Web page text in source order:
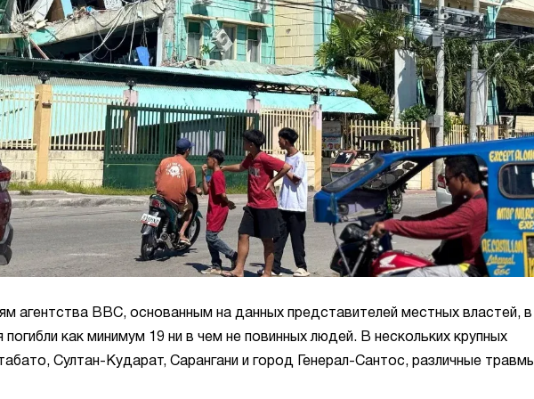
агентства BBC, основанным на данных представителей местных властей, в
погибли как минимум 19 ни в чем не повинных людей. В нескольких крупных
Султан-Кударат, Сарангани и город Генерал-Сантос, различные травмы